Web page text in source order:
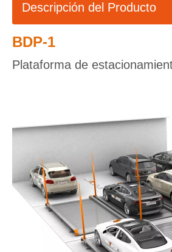
Descripción del Producto
BDP-1
Plataforma de